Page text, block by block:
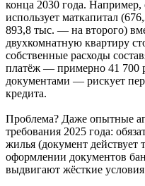
конца 2030 года. Например,
использует маткапитал
893,8 тыс. — на второго)
двухкомнатную квартиру
собственные расходы
платёж — примерно 41 700
документами — рискует
кредита.
Проблема? Даже опытные
требования 2025 года:
жилья (документ действует
оформлении документов
выдвигают жёсткие